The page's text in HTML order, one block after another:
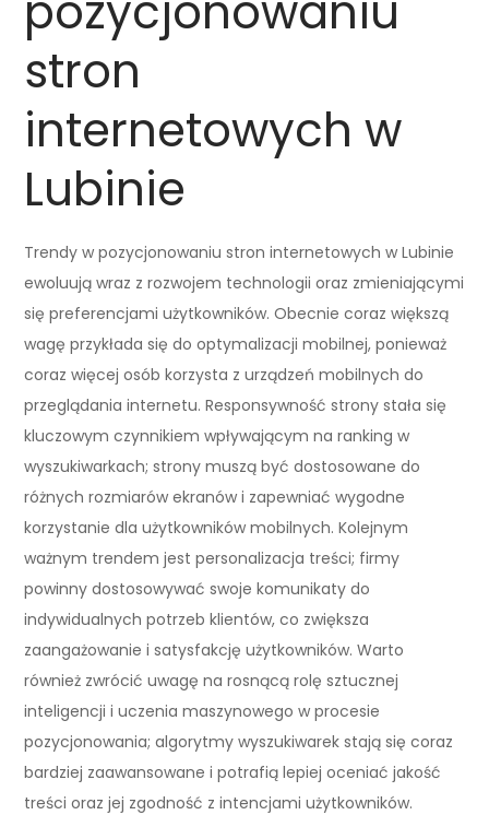
stron
internetowych w
Lubinie
Trendy w pozycjonowaniu stron internetowych w Lubinie
ewoluują wraz z rozwojem technologii oraz zmieniającymi
się preferencjami użytkowników. Obecnie coraz większą
wagę przykłada się do optymalizacji mobilnej, ponieważ
coraz więcej osób korzysta z urządzeń mobilnych do
przeglądania internetu. Responsywność strony stała się
kluczowym czynnikiem wpływającym na ranking w
wyszukiwarkach; strony muszą być dostosowane do
różnych rozmiarów ekranów i zapewniać wygodne
korzystanie dla użytkowników mobilnych. Kolejnym
ważnym trendem jest personalizacja treści; firmy
powinny dostosowywać swoje komunikaty do
indywidualnych potrzeb klientów, co zwiększa
zaangażowanie i satysfakcję użytkowników. Warto
również zwrócić uwagę na rosnącą rolę sztucznej
inteligencji i uczenia maszynowego w procesie
pozycjonowania; algorytmy wyszukiwarek stają się coraz
bardziej zaawansowane i potrafią lepiej oceniać jakość
treści oraz jej zgodność z intencjami użytkowników.